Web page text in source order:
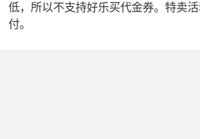
低，所以不支持好乐买代金券。特卖
付。